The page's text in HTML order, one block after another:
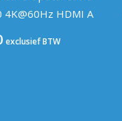
HDMI A
exclusief BTW